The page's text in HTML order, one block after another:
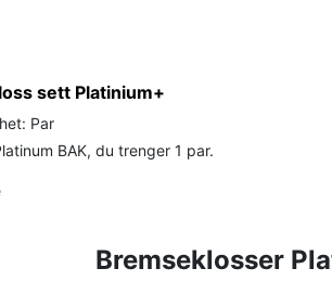
sett Platinium+
Par
BAK, du trenger 1 par.
Bremseklosser